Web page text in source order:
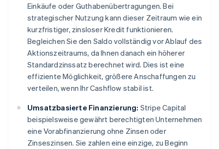
Einkäufe oder Guthabenübertragungen. Bei
strategischer Nutzung kann dieser Zeitraum wie ein
kurzfristiger, zinsloser Kredit funktionieren.
Begleichen Sie den Saldo vollständig vor Ablauf des
Aktionszeitraums, da Ihnen danach ein höherer
Standardzinssatz berechnet wird. Dies ist eine
effiziente Möglichkeit, größere Anschaffungen zu
verteilen, wenn Ihr Cashflow stabil ist.
Umsatzbasierte Finanzierung: Stripe Capital
beispielsweise gewährt berechtigten Unternehmen
eine Vorabfinanzierung ohne Zinsen oder
Zinseszinsen. Sie zahlen eine einzige, zu Beginn